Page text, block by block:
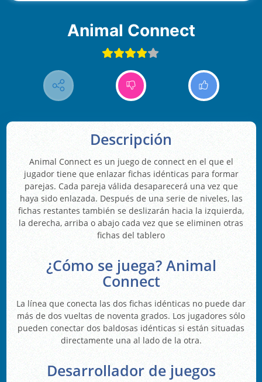
Animal Connect
Descripción
Animal Connect es un juego de connect en el que el
jugador tiene que enlazar fichas idénticas para formar
parejas. Cada pareja válida desaparecerá una vez que
haya sido enlazada. Después de una serie de niveles, las
fichas restantes también se deslizarán hacia la izquierda,
la derecha, arriba o abajo cada vez que se eliminen otras
fichas del tablero
¿Cómo se juega? Animal
Connect
La línea que conecta las dos fichas idénticas no puede dar
más de dos vueltas de noventa grados. Los jugadores sólo
pueden conectar dos baldosas idénticas si están situadas
directamente una al lado de la otra.
Desarrollador de juegos